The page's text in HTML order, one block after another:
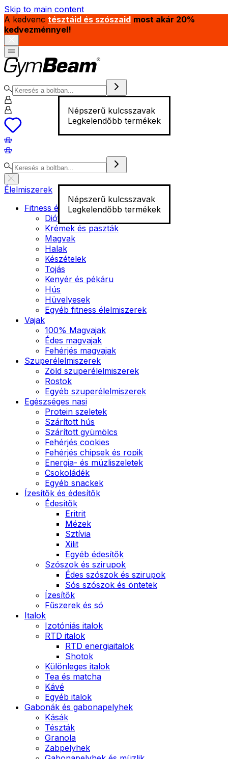
Skip to main content
A kedvenc tésztáid és szószaid most akár 20%
kedvezménnyel!
Népszerű kulcsszavak
Legkelendőbb termékek
Népszerű kulcsszavak
Legkelendőbb termékek
Élelmiszerek
Fitness élelmiszer
Diófélék
Krémek és paszták
Magvak
Halak
Készételek
Tojás
Kenyér és pékáru
Hús
Hüvelyesek
Egyéb fitness élelmiszerek
Vajak
100% Magvajak
Édes magvajak
Fehérjés magvajak
Szuperélelmiszerek
Zöld szuperélelmiszerek
Rostok
Egyéb szuperélelmiszerek
Egészséges nasi
Protein szeletek
Szárított hús
Szárított gyümölcs
Fehérjés cookies
Fehérjés chipsek és ropik
Energia- és müzliszeletek
Csokoládék
Egyéb snackek
Ízesítők és édesítők
Édesítők
Eritrit
Mézek
Sztívia
Xilit
Egyéb édesítők
Szószok és szirupok
Édes szószok és szirupok
Sós szószok és öntetek
Ízesítők
Fűszerek és só
Italok
Izotóniás italok
RTD italok
RTD energiaitalok
Shotok
Különleges italok
Tea és matcha
Kávé
Egyéb italok
Gabonák és gabonapelyhek
Kásák
Tészták
Granola
Zabpelyhek